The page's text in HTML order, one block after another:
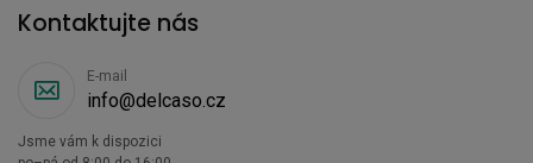
Kontaktujte nás
E-mail
info@delcaso.cz
Jsme vám k dispozici